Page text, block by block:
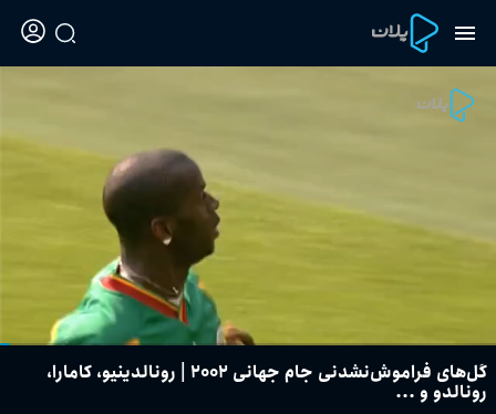
گل‌های فراموش‌نشدنی جام جهانی ۲۰۰۲ | رونالدینیو، کامارا،
رونالدو و ...